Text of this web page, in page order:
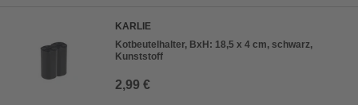
KARLIE
Kotbeutelhalter, BxH: 18,5 x 4 cm, schwarz,
Kunststoff
2,99 €